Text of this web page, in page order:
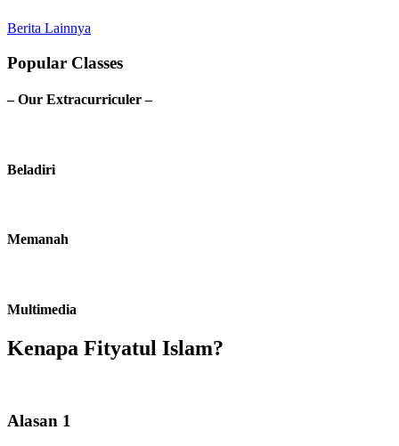
Berita Lainnya
Popular Classes
– Our Extracurriculer –
Beladiri
Memanah
Multimedia
Kenapa Fityatul Islam?
Alasan 1